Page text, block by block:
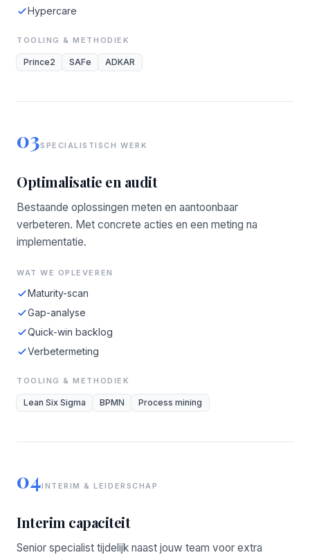
Hypercare
TOOLING & METHODIEK
Prince2 SAFe ADKAR
03SPECIALISTISCH WERK
Optimalisatie en audit
Bestaande oplossingen meten en aantoonbaar
verbeteren. Met concrete acties en een meting na
implementatie.
WAT WE OPLEVEREN
Maturity-scan
Gap-analyse
Quick-win backlog
Verbetermeting
TOOLING & METHODIEK
Lean Six Sigma BPMN Process mining
04INTERIM & LEIDERSCHAP
Interim capaciteit
Senior specialist tijdelijk naast jouw team voor extra